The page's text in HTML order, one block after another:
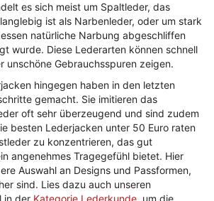
es sich meist um Spaltleder, das
ist als Narbenleder, oder um stark
natürliche Narbung abgeschliffen
wurde. Diese Lederarten können schnell
unschöne Gebrauchsspuren zeigen.
hingegen haben in den letzten
gemacht. Sie imitieren das
oft sehr überzeugend und sind zudem
besten Lederjacken unter 50 Euro raten
zu konzentrieren, das gut
angenehmes Tragegefühl bietet. Hier
Auswahl an Designs und Passformen,
sind. Lies dazu auch unseren